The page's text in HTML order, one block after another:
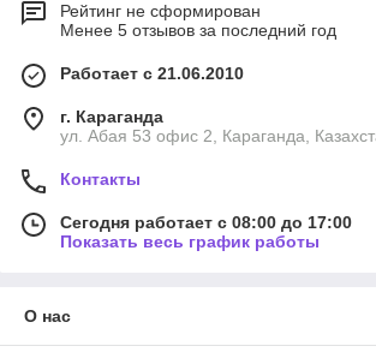
Рейтинг не сформирован
Менее 5 отзывов за последний год
Работает с 21.06.2010
г. Караганда
ул. Абая 53 офис 2, Караганда,
Контакты
Сегодня работает с 08:00 до 17:00
Показать весь график работы
О нас